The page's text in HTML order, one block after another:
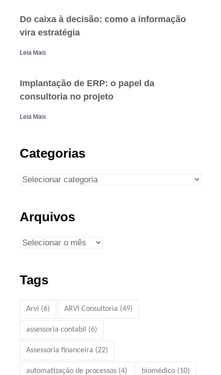
Do caixa à decisão: como a informação
vira estratégia
Leia Mais
Implantação de ERP: o papel da
consultoria no projeto
Leia Mais
Categorias
Arquivos
Tags
Arvi (6) ARVI Consultoria (49)
assessoria contabil (6)
Assessoria financeira (22)
automatização de processos (4) biomédico (10)